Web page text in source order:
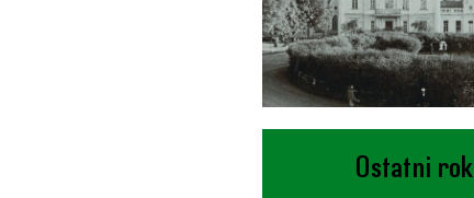
Ostatni rok